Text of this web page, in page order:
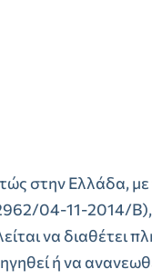
στην Ελλάδα,
04-11-2014/Β),
να διαθέτει
ή να